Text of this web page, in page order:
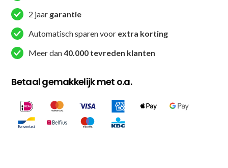
2 jaar garantie
Automatisch sparen voor extra korting
Meer dan40.000 tevreden klanten
Betaal gemakkelijk met o.a.